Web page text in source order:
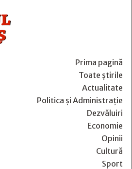
Prima pagină
Toate știrile
Actualitate
Politica și Administrație
Dezvăluiri
Economie
Opinii
Cultură
Sport